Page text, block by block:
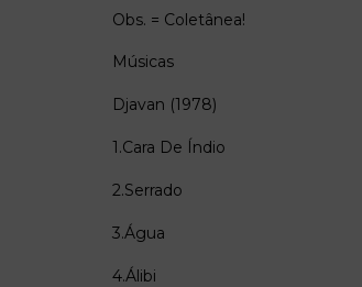
Obs. = Coletânea!
Músicas
Djavan (1978)
1.Cara De Índio
2.Serrado
3.Água
4.Álibi